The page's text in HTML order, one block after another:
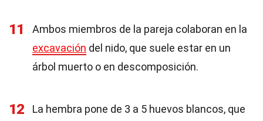
11
Ambos miembros de la pareja colaboran en la
excavación del nido, que suele estar en un
árbol muerto o en descomposición.
12
La hembra pone de 3 a 5 huevos blancos, que